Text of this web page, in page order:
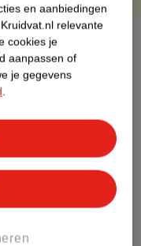
geen Nature
en aanbiedingen
relevante
cookies je
aanpassen of
je gegevens
.